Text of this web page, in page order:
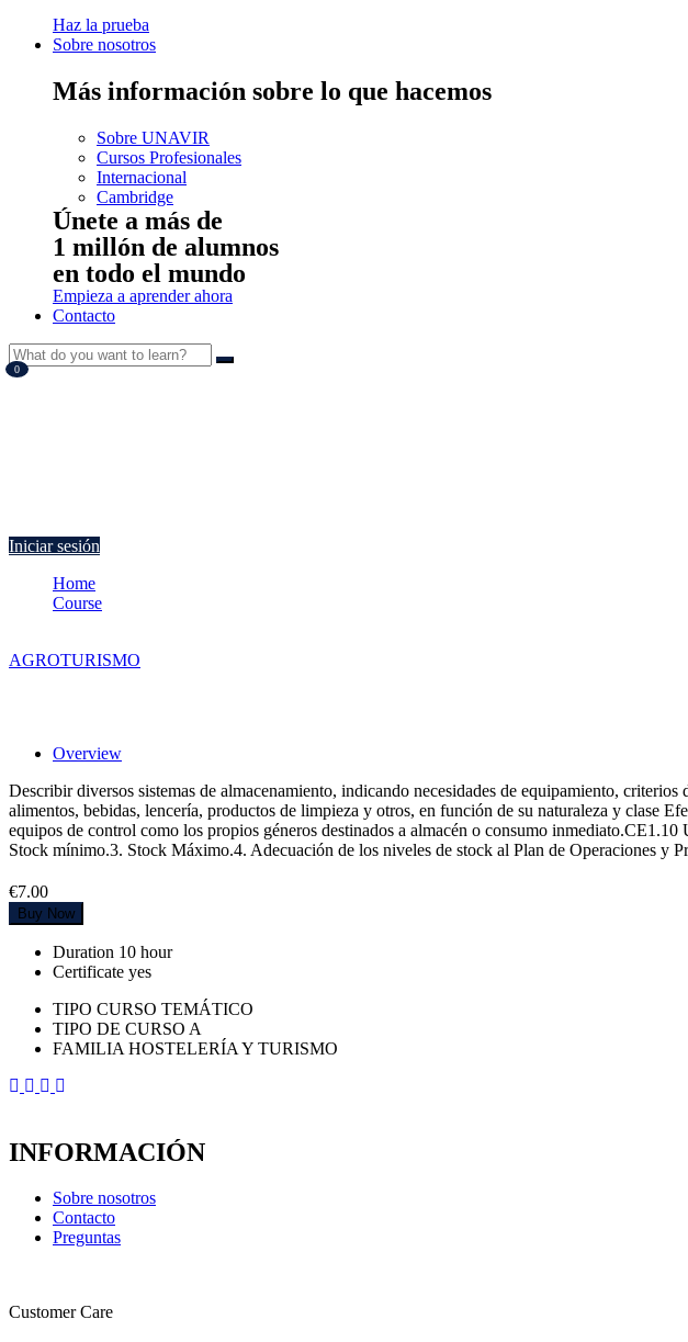
Haz la prueba
Sobre nosotros
Más información sobre lo que hacemos
Sobre UNAVIR
Cursos Profesionales
Internacional
Cambridge
Únete a más de
1 millón de alumnos
en todo el mundo
Empieza a aprender ahora
Contacto
0
Iniciar sesión
Home
Course
AGROTURISMO
Overview
Describir diversos sistemas de almacenamiento, indicando necesidades de equipamiento,
alimentos, bebidas, lencería, productos de limpieza y otros, en función de su naturaleza y clase
equipos de control como los propios géneros destinados a almacén o consumo
Stock mínimo.3. Stock Máximo.4. Adecuación de los niveles de stock al Plan de Operaciones y
€7.00
Buy Now
Duration 10 hour
Certificate yes
TIPO CURSO TEMÁTICO
TIPO DE CURSO A
FAMILIA HOSTELERÍA Y TURISMO
INFORMACIÓN
Sobre nosotros
Contacto
Preguntas
Customer Care